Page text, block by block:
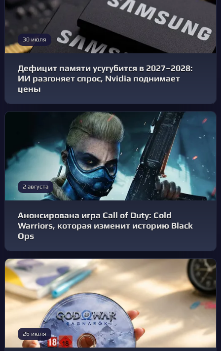
30 июля
Дефицит памяти усугубится в 2027–2028:
ИИ разгоняет спрос, Nvidia поднимает
цены
2 августа
Анонсирована игра Call of Duty: Cold
Warriors, которая изменит историю Black
Ops
26 июля